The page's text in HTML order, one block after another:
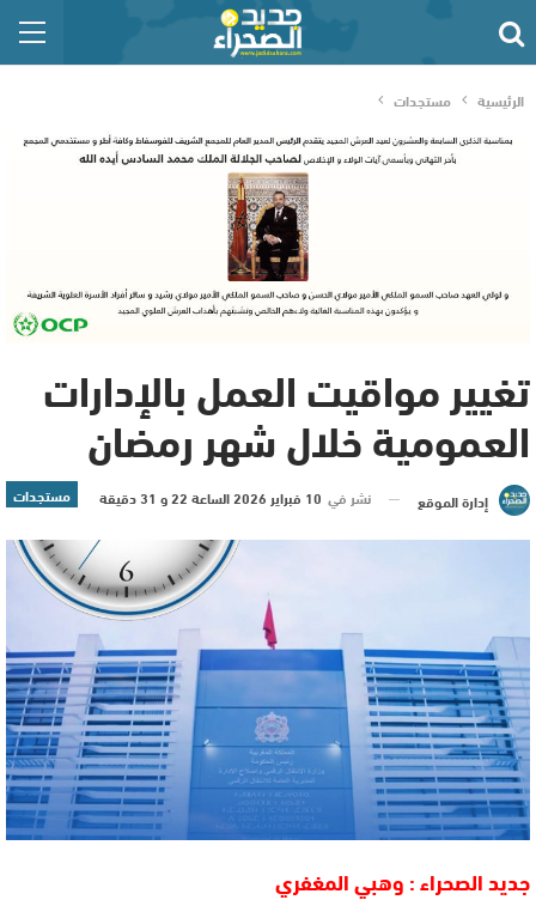
الرئيسية مستجدات
تغيير مواقيت العمل بالإدارات
العمومية خلال شهر رمضان
مستجدات إدارة الموقع نشر في 10 فبراير 2026 الساعة 22 و 31 دقيقة
جديد الصحراء : وهبي المغفري